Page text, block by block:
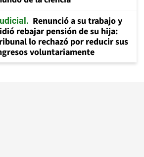
Renunció a su trabajo y
rebajar pensión de su hija:
lo rechazó por reducir sus
voluntariamente